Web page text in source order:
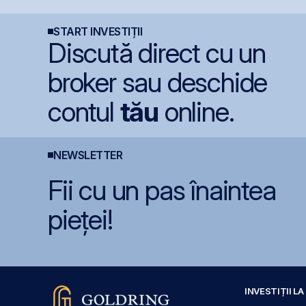
START INVESTIȚII
Discută direct cu un
broker sau deschide
contul tău online.
NEWSLETTER
Fii cu un pas înaintea
pieței!
INVESTIȚII LA